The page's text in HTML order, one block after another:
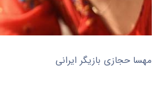
مهسا حجازی بازیگر ایرانی